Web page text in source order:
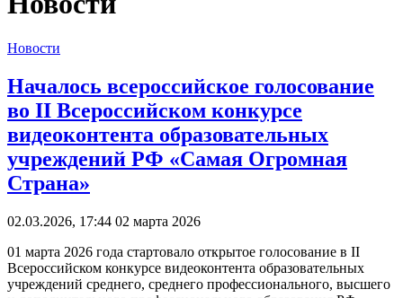
Новости
Началось всероссийское голосование
во II Всероссийском конкурсе
видеоконтента образовательных
учреждений РФ «Самая Огромная
Страна»
02.03.2026, 17:44 02 марта 2026
01 марта 2026 года стартовало открытое голосование в II
Всероссийском конкурсе видеоконтента образовательных
учреждений среднего, среднего профессионального, высшего